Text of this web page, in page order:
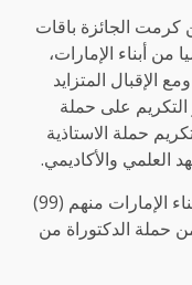
كرمت الجائزة باقات
من أبناء الإمارات،
الإقبال المتزايد
التكريم على حملة
حملة الاستاذية
العلمي والأكاديمي.
وفي هذه الدورة سيتم تكريم 147 من أبناء الإمارات منهم (99)
الدكتوراة من الرجال، و(45) من حملة الدكتوراة من